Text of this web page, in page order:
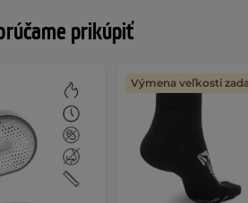
prikúpiť
Výmena veľkosti